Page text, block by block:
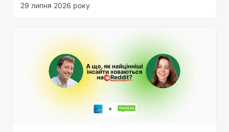
29 липня 2026 року